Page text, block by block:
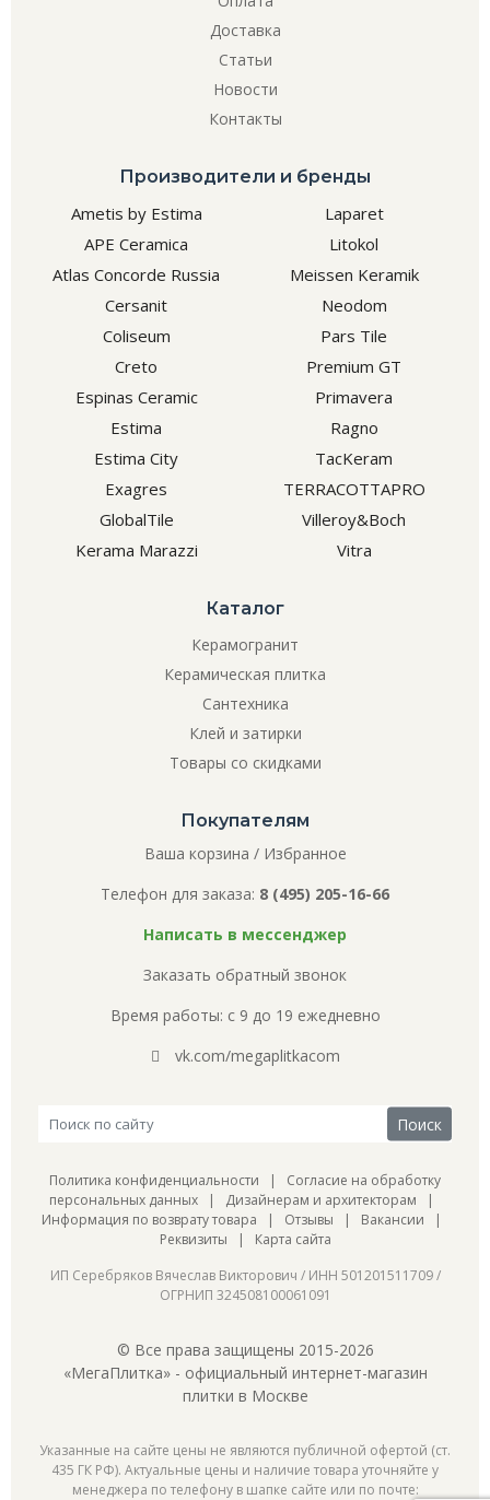
Доставка
Статьи
Новости
Контакты
Производители и бренды
Ametis by Estima
APE Ceramica
Atlas Concorde Russia
Cersanit
Coliseum
Creto
Espinas Ceramic
Estima
Estima City
Exagres
GlobalTile
Kerama Marazzi
Laparet
Litokol
Meissen Keramik
Neodom
Pars Tile
Premium GT
Primavera
Ragno
TacKeram
TERRACOTTAPRO
Villeroy&Boch
Vitra
Каталог
Керамогранит
Керамическая плитка
Сантехника
Клей и затирки
Товары со скидками
Покупателям
Ваша корзина / Избранное
Телефон для заказа: 8 (495) 205-16-66
Написать в мессенджер
Заказать обратный звонок
Время работы: с 9 до 19 ежедневно
vk.com/megaplitkacom
Политика конфиденциальности | Согласие на обработку
персональных данных | Дизайнерам и архитекторам |
Информация по возврату товара | Отзывы | Вакансии |
Реквизиты | Карта сайта
ИП Серебряков Вячеслав Викторович / ИНН 501201511709 /
ОГРНИП 324508100061091
© Все права защищены 2015-2026
«МегаПлитка» - официальный интернет-магазин
плитки в Москве
Указанные на сайте цены не являются публичной офертой (ст.
435 ГК РФ). Актуальные цены и наличие товара уточняйте у
менеджера по телефону в шапке сайте или по почте: